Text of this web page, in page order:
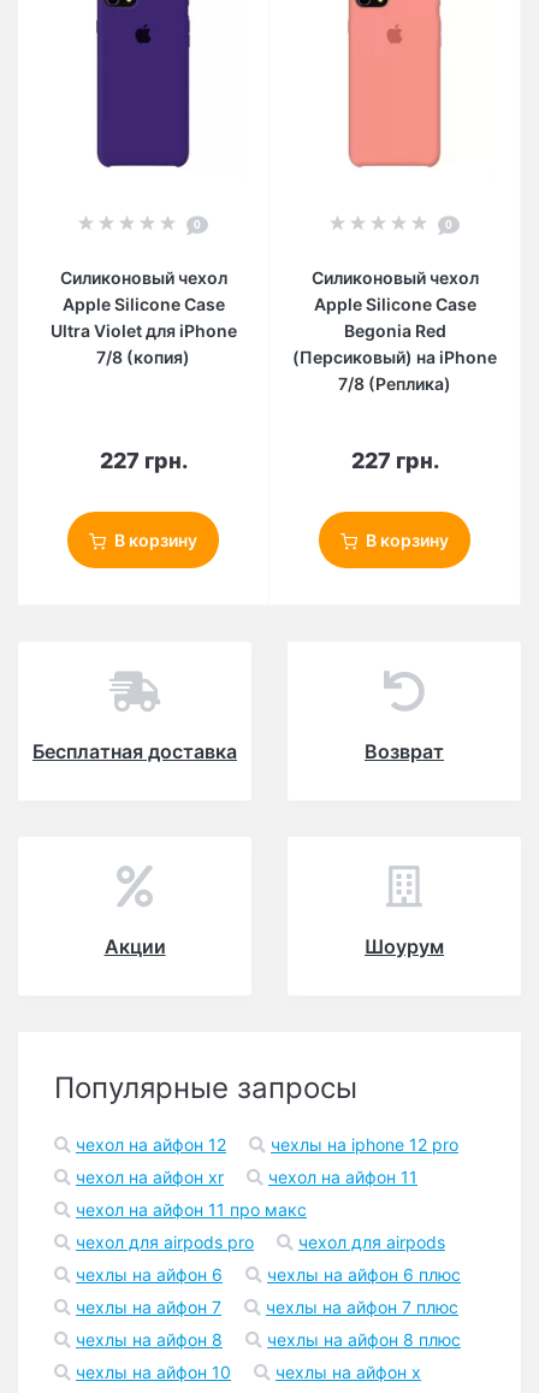
0
Силиконовый чехол
Apple Silicone Case
Ultra Violet для iPhone
7/8 (копия)
227 грн.
В корзину
0
Силиконовый чехол
Apple Silicone Case
Begonia Red
(Персиковый) на iPhone
7/8 (Реплика)
227 грн.
В корзину
Бесплатная доставка Возврат
Акции Шоурум
Популярные запросы
чехол на айфон 12
чехлы на iphone 12 pro
чехол на айфон xr
чехол на айфон 11
чехол на айфон 11 про макс
чехол для airpods pro
чехол для airpods
чехлы на айфон 6
чехлы на айфон 6 плюс
чехлы на айфон 7
чехлы на айфон 7 плюс
чехлы на айфон 8
чехлы на айфон 8 плюс
чехлы на айфон 10
чехлы на айфон x